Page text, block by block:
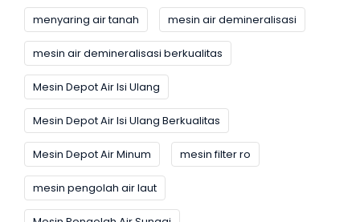
menyaring air tanah mesin air demineralisasi
mesin air demineralisasi berkualitas
Mesin Depot Air Isi Ulang
Mesin Depot Air Isi Ulang Berkualitas
Mesin Depot Air Minum mesin filter ro
mesin pengolah air laut